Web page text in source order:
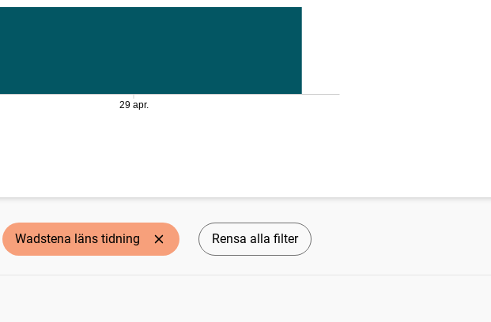
29 apr.
Wadstena läns tidning Rensa alla filter